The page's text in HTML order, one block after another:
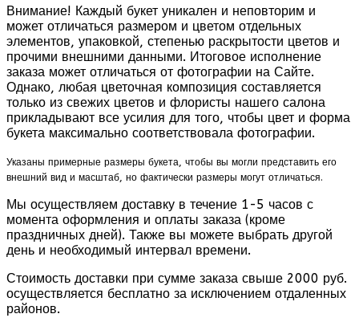
Внимание! Каждый букет уникален и неповторим и
может отличаться размером и цветом отдельных
элементов, упаковкой, степенью раскрытости цветов и
прочими внешними данными. Итоговое исполнение
заказа может отличаться от фотографии на Сайте.
Однако, любая цветочная композиция составляется
только из свежих цветов и флористы нашего салона
прикладывают все усилия для того, чтобы цвет и форма
букета максимально соответствовала фотографии.
Указаны примерные размеры букета, чтобы вы могли представить его
внешний вид и масштаб, но фактически размеры могут отличаться.
Мы осуществляем доставку в течение 1-5 часов с
момента оформления и оплаты заказа (кроме
праздничных дней). Также вы можете выбрать другой
день и необходимый интервал времени.
Стоимость доставки при сумме заказа свыше 2000 руб.
осуществляется бесплатно за исключением отдаленных
районов.